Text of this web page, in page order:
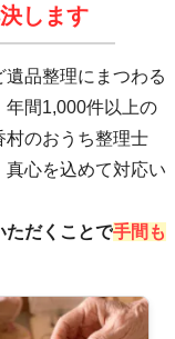
します
品整理にまつわる
年間1,000件以上の
村のおうち整理士
心を込めて対応い
ただくことで手間も